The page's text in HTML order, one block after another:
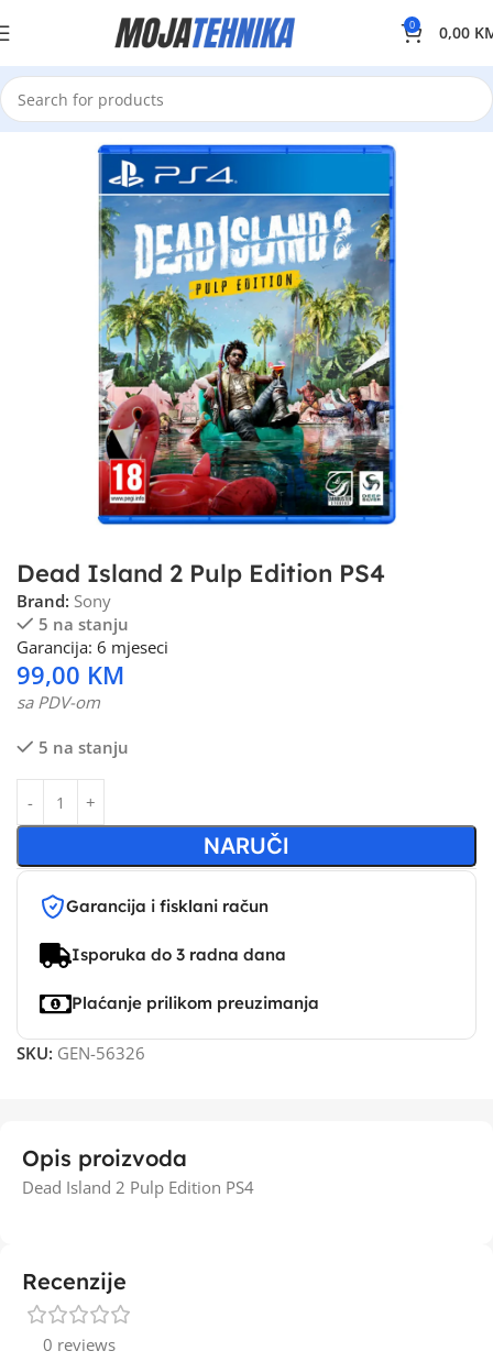
0 0,00
Dead Island 2 Pulp Edition PS4
Brand: Sony
5 na stanju
Garancija: 6 mjeseci
99,00 KM
sa PDV-om
5 na stanju
NARUČI
Garancija i fisklani račun
Isporuka do 3 radna dana
Plaćanje prilikom preuzimanja
SKU: GEN-56326
Opis proizvoda
Dead Island 2 Pulp Edition PS4
Recenzije
0 reviews